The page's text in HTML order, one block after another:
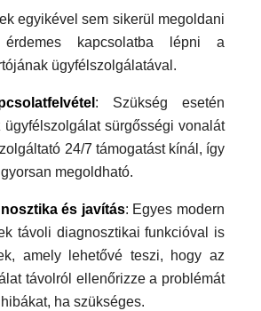
egyikével sem sikerül megoldani
kapcsolatba lépni a
ügyfélszolgálatával.
: Szükség esetén
ügyfélszolgálat sürgősségi vonalát
24/7 támogatást kínál, így
megoldható.
és javítás: Egyes modern
távoli diagnosztikai funkcióval is
amely lehetővé teszi, hogy az
távolról ellenőrizze a problémát
ha szükséges.